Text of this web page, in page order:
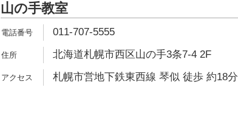
山の手教室
011-707-5555
北海道札幌市西区山の手3条7-4 2F
札幌市営地下鉄東西線 琴似 徒歩 約18分